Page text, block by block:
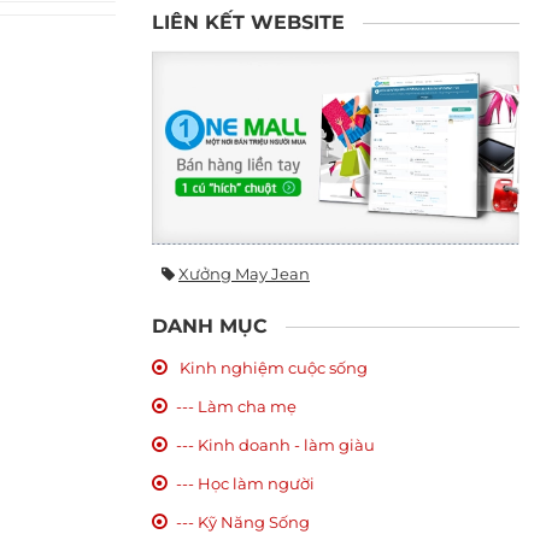
LIÊN KẾT WEBSITE
Xưởng May Jean
DANH MỤC
Kinh nghiệm cuộc sống
--- Làm cha mẹ
--- Kinh doanh - làm giàu
--- Học làm người
--- Kỹ Năng Sống